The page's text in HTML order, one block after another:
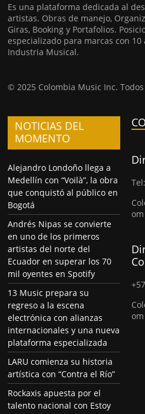
Es una plataforma dedicada al
artistas. Obras de manejo,
Giras, Booking y Portafolios.
especializado para marcas con
Industria Musical.
© 2025 Colombia Music Inc.
NOTICIAS DEL
MOMENTO
Alejandro Londoño llega a
Medellín con “Voilà”, la obra
que conquistó al público en
Bogotá
Andrés Nipas se convierte
en uno de los primeros
artistas del norte del
Ecuador en superar los 70
mil oyentes en Spotify
13 Music prepara su
regreso a la escena
electrónica con alianzas
internacionales y una nueva
plataforma especializada
LARU comienza su historia
artística con “Contra el Río”
Rockaxis apuesta por el
talento nacional con Estoy
om
om